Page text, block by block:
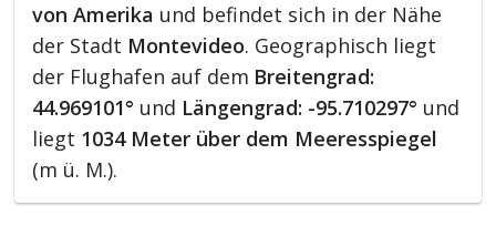
von Amerika und befindet sich in der Nähe
der Stadt Montevideo. Geographisch liegt
der Flughafen auf dem Breitengrad:
44.969101° und Längengrad: -95.710297° und
liegt 1034 Meter über dem Meeresspiegel
(m ü. M.).